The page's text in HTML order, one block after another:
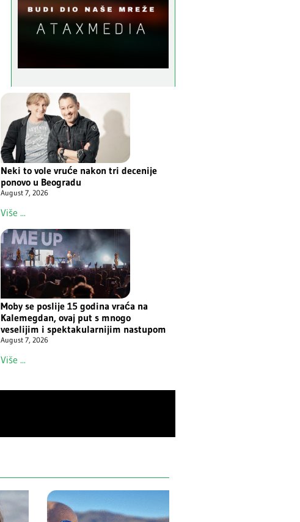
Neki to vole vruće nakon tri decenije
ponovo u Beogradu
August 7, 2026
Više ...
Moby se poslije 15 godina vraća na
Kalemegdan, ovaj put s mnogo
veselijim i spektakularnijim nastupom
August 7, 2026
Više ...